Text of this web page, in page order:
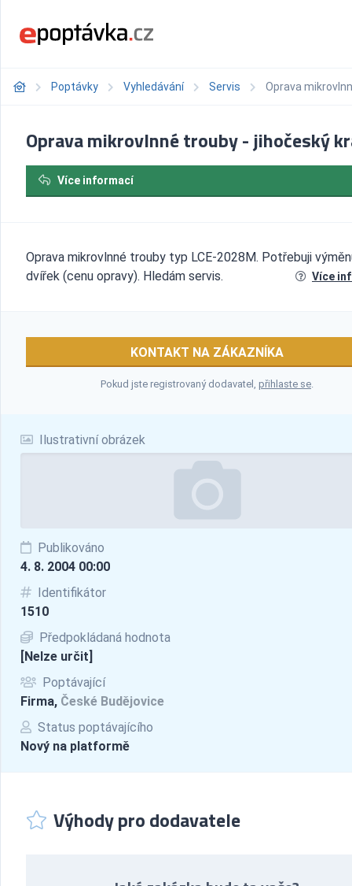
Poptávky Vyhledávání Servis Oprava
Ilustrativní obrázek
Publikováno
4. 8. 2004 00:00
Identifikátor
1510
Předpokládaná hodnota
[Nelze určit]
Poptávající
Firma, České Budějovice
Status poptávajícího
Nový na platformě
Oprava mikrovlnné trouby - jihočeský
Více informací
Oprava mikrovlnné trouby typ LCE-2028M. Potřebuji
dvířek (cenu opravy). Hledám servis.
Více
KONTAKT NA ZÁKAZNÍKA
Pokud jste registrovaný dodavatel, přihlaste se.
Výhody pro dodavatele